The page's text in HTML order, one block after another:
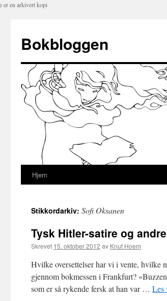
er en arkivert kopi
Bokbloggen
Hopp
innhold
Hjem
Stikkordarkiv: Sofi Oksanen
Tysk Hitler-satire og
Skrevet 15. oktober 2012 av Knut Hoem
Hvilke oversettelser har vi i vente, hvilke
gjennom bokmessen i Frankfurt?
som er så rykende fersk at han var … Les